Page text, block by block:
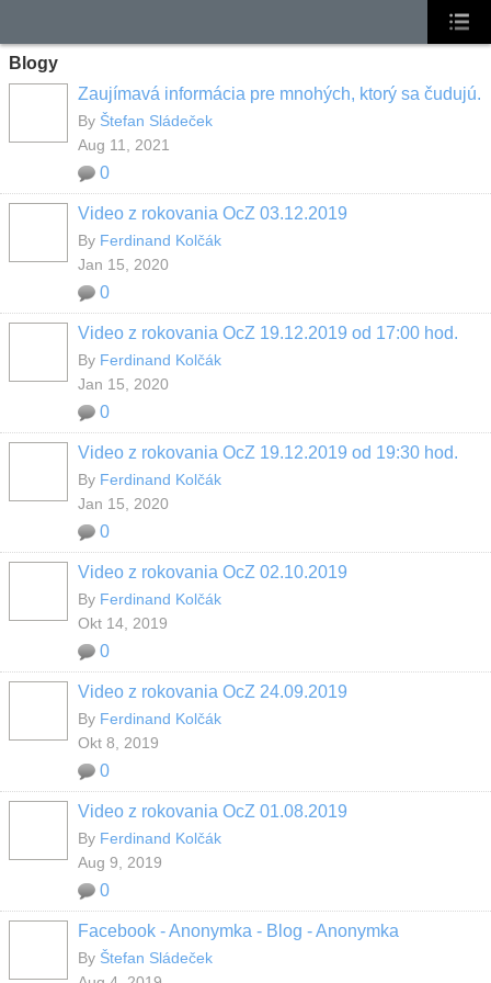
Blogy
Zaujímavá informácia pre mnohých, ktorý sa čudujú.
By Štefan Sládeček
Aug 11, 2021
0
Video z rokovania OcZ 03.12.2019
By Ferdinand Kolčák
Jan 15, 2020
0
Video z rokovania OcZ 19.12.2019 od 17:00 hod.
By Ferdinand Kolčák
Jan 15, 2020
0
Video z rokovania OcZ 19.12.2019 od 19:30 hod.
By Ferdinand Kolčák
Jan 15, 2020
0
Video z rokovania OcZ 02.10.2019
By Ferdinand Kolčák
Okt 14, 2019
0
Video z rokovania OcZ 24.09.2019
By Ferdinand Kolčák
Okt 8, 2019
0
Video z rokovania OcZ 01.08.2019
By Ferdinand Kolčák
Aug 9, 2019
0
Facebook - Anonymka - Blog - Anonymka
By Štefan Sládeček